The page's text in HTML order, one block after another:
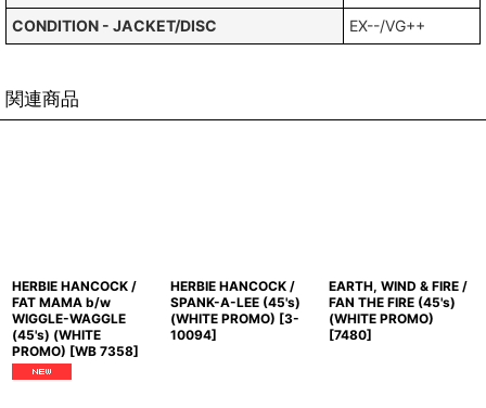
CONDITION - JACKET/DISC
EX--/VG++
関連商品
HERBIE HANCOCK /
FAT MAMA b/w
WIGGLE-WAGGLE
(45's) (WHITE
PROMO) [WB 7358]
HERBIE HANCOCK /
SPANK-A-LEE (45's)
(WHITE PROMO) [3-
10094]
EARTH, WIND & FIRE /
FAN THE FIRE (45's)
(WHITE PROMO)
[7480]